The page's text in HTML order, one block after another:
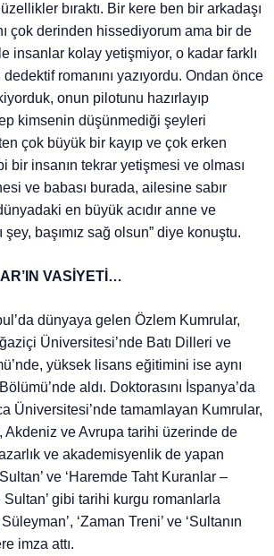
bıraktı. Bir kere ben bir arkadaşı
çok derinden hissediyorum ama bir de
insanlar kolay yetişmiyor, o kadar farklı
romanını yazıyordu. Ondan önce
onun pilotunu hazırlayıp
kimsenin düşünmediği şeyleri
çok büyük bir kayıp ve çok erken
bir insanın tekrar yetişmesi ve olması
ve babası burada, ailesine sabır
en büyük acıdır anne ve
şey, başımız sağ olsun” diye konuştu.
VASİYETİ…
dünyaya gelen Özlem Kumrular,
Üniversitesi’nde Batı Dilleri ve
yüksek lisans eğitimini ise aynı
aldı. Doktorasını İspanya’da
Üniversitesi’nde tamamlayan Kumrular,
Akdeniz ve Avrupa tarihi üzerinde de
ve akademisyenlik de yapan
ve ‘Haremde Taht Kuranlar –
gibi tarihi kurgu romanlarla
‘Zaman Treni’ ve ‘Sultanın
imza attı.